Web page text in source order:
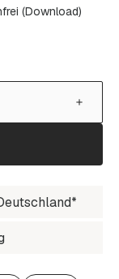
(Download)